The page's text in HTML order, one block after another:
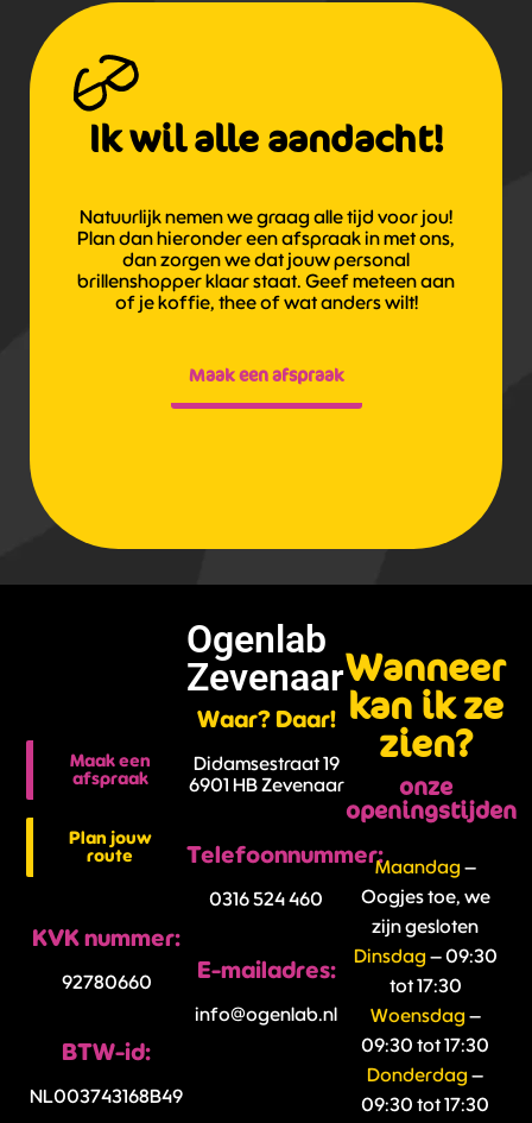
Ik wil alle aandacht!
Natuurlijk nemen we graag alle tijd voor jou!
Plan dan hieronder een afspraak in met ons,
dan zorgen we dat jouw personal
brillenshopper klaar staat. Geef meteen aan
of je koffie, thee of wat anders wilt!
Maak een afspraak
Ogenlab
Zevenaar
Waar? Daar!
Didamsestraat 19
6901 HB Zevenaar
Telefoonnummer:
0316 524 460
E-mailadres:
info@ogenlab.nl
Maak een
afspraak
Plan jouw
route
KVK nummer:
92780660
BTW-id:
NL003743168B49
Wanneer
kan ik ze
zien?
onze
openingstijden
Maandag –
Oogjes toe, we
zijn gesloten
Dinsdag – 09:30
tot 17:30
Woensdag –
09:30 tot 17:30
Donderdag–
09:30 tot 17:30